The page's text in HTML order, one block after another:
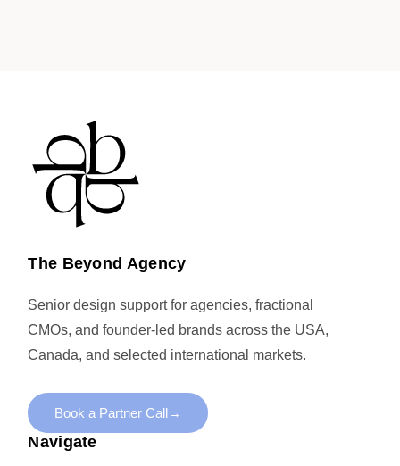
The Beyond Agency
Senior design support for agencies, fractional
CMOs, and founder-led brands across the USA,
Canada, and selected international markets.
Book a Partner Call→
Navigate